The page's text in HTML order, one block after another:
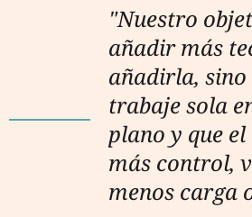
"Nuestro
añadir más
añadirla, sino
trabaje sola
plano y que
más control,
menos carga